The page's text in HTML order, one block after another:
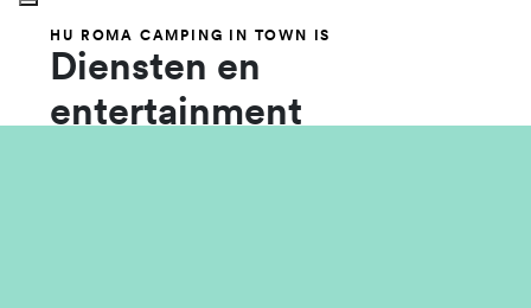
HU ROMA CAMPING IN TOWN IS
Diensten en
entertainment